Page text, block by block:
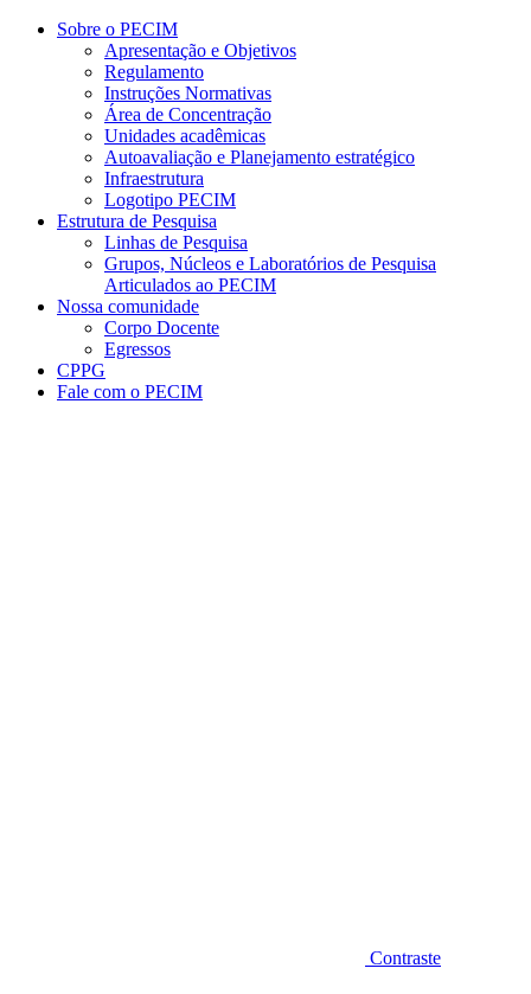
Conteúdo principal Menu principal
Sobre o PECIM
Apresentação e Objetivos
Regulamento
Instruções Normativas
Área de Concentração
Unidades acadêmicas
Autoavaliação e Planejamento estratégico
Infraestrutura
Logotipo PECIM
Estrutura de Pesquisa
Linhas de Pesquisa
Grupos, Núcleos e Laboratórios de Pesquisa
Articulados ao PECIM
Nossa comunidade
Corpo Docente
Egressos
CPPG
Fale com o PECIM
Contraste